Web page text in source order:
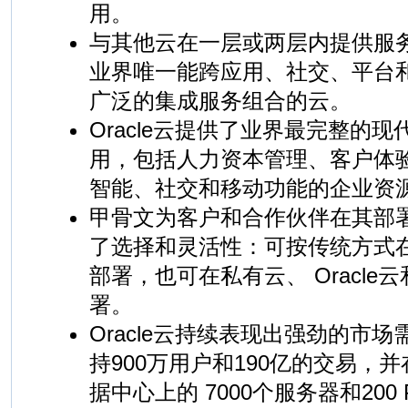
用。
与其他云在一层或两层内提供服
业界唯一能跨应用、社交、平台
广泛的集成服务组合的云。
Oracle云提供了业界最完整的现
用，包括人力资本管理、客户体
智能、社交和移动功能的企业资
甲骨文为客户和合作伙伴在其部
了选择和灵活性：可按传统方式
部署，也可在私有云、 Oracle
署。
Oracle云持续表现出强劲的市场
持900万用户和190亿的交易，
据中心上的 7000个服务器和200